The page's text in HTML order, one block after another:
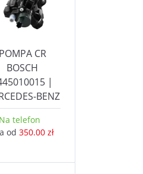
POMPA CR
BOSCH
|
BENZ
Na telefon
od 350.00 zł